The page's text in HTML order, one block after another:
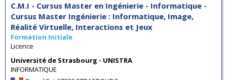
C.M.I - Cursus Master en Ingénierie - Informatique -
Cursus Master Ingénierie : Informatique, Image,
Réalité Virtuelle, Interactions et Jeux
Formation Initiale
Licence
Université de Strasbourg - UNISTRA
INFORMATIQUE